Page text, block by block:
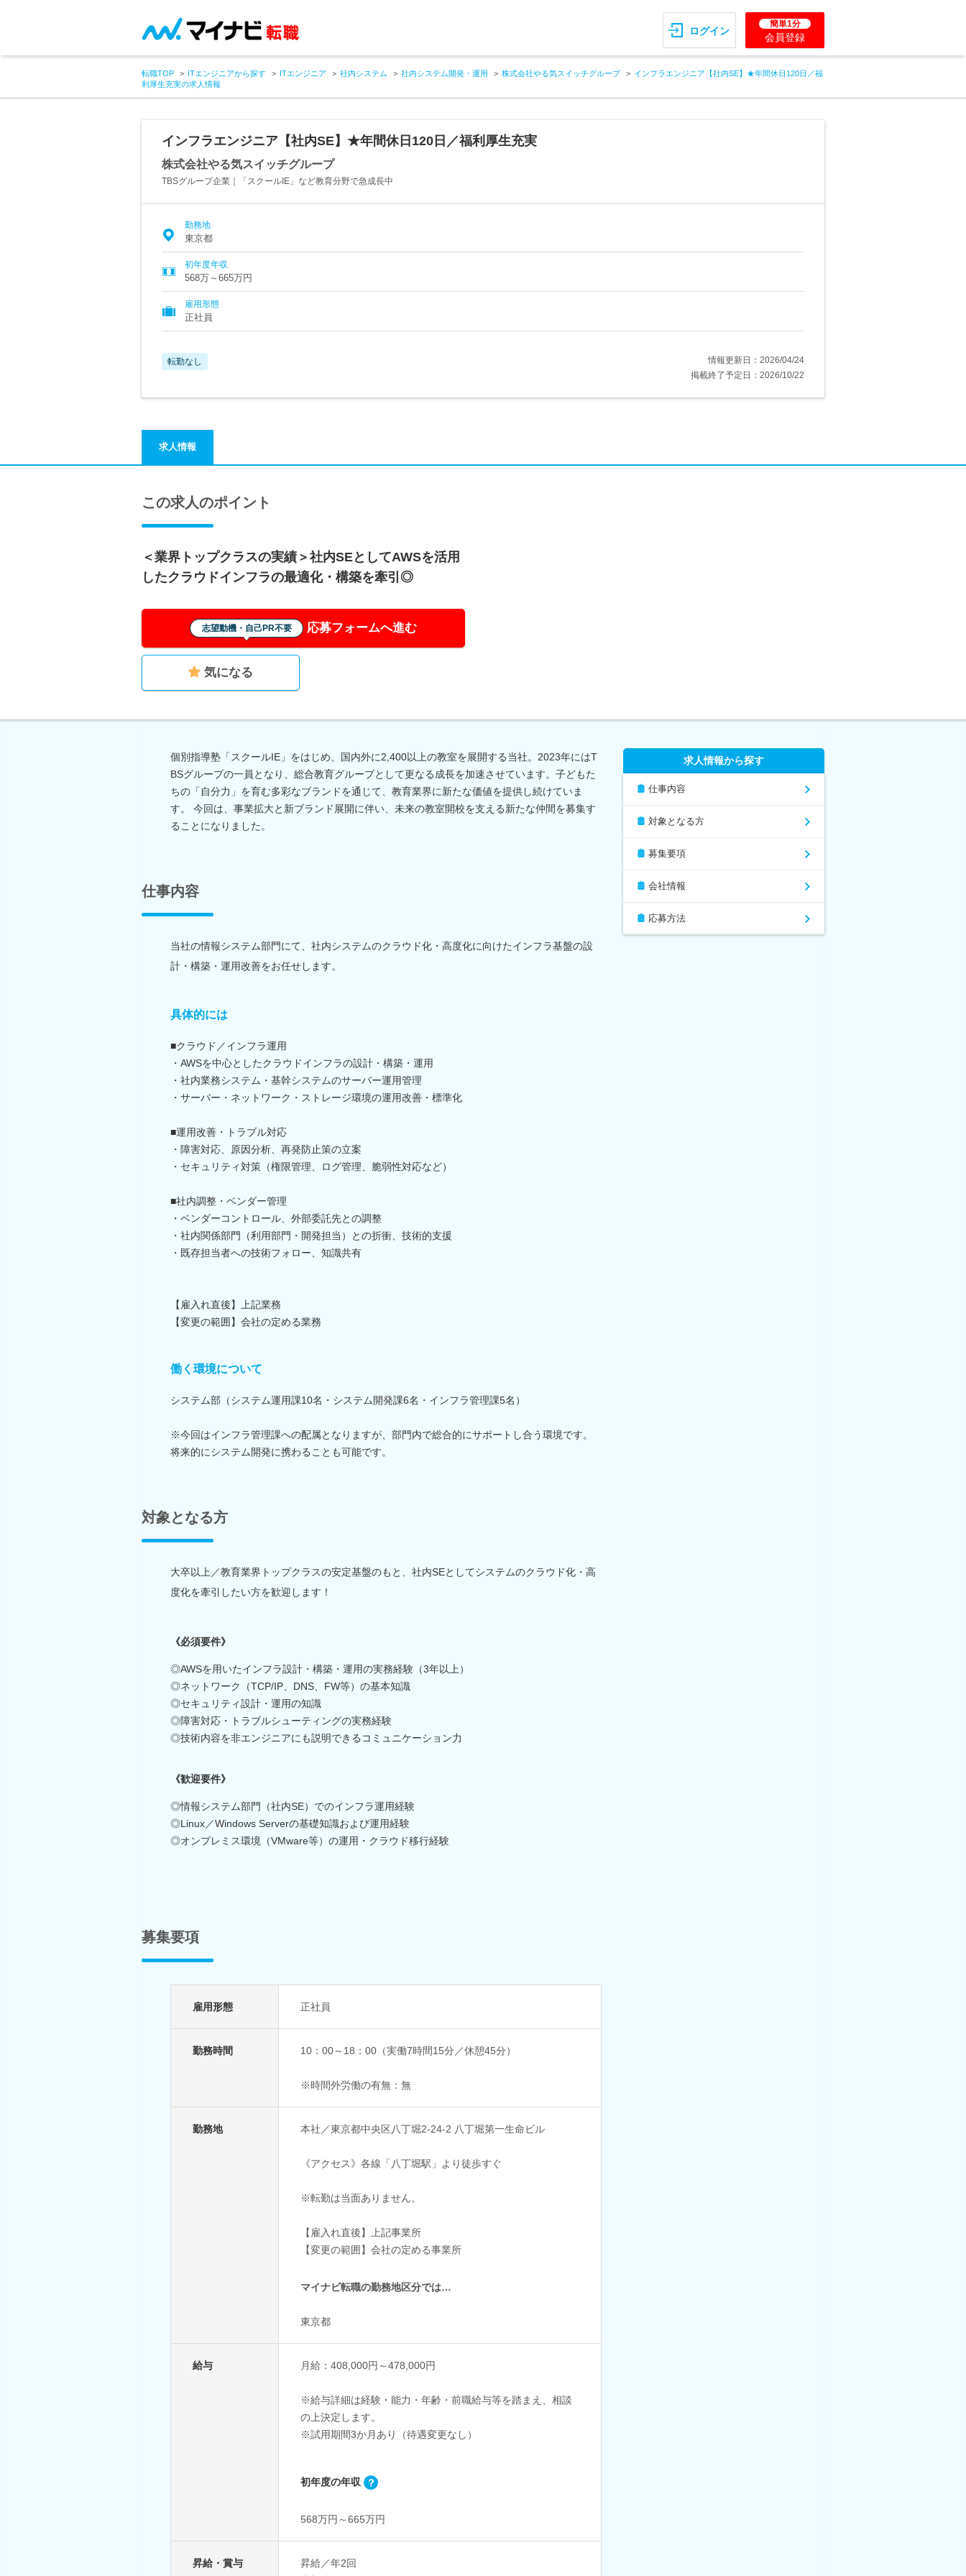
ログイン
簡単1分
会員登録
転職TOP ITエンジニアから探す ITエンジニア 社内システム 社内システム開発・運用 株式会社やる気スイッチグループ
インフラエンジニア【社内SE】★年間休日120日／福
利厚生充実の求人情報
インフラエンジニア【社内SE】★年間休日120日／福利厚生充実
株式会社やる気スイッチグループ
TBSグループ企業｜「スクールIE」など教育分野で急成長中
勤務地
東京都
初年度年収
568万～665万円
雇用形態
正社員
転勤なし
情報更新日：2026/04/24
掲載終了予定日：2026/10/22
求人情報
この求人のポイント
＜業界トップクラスの実績＞社内SEとしてAWSを活用
したクラウドインフラの最適化・構築を牽引◎
志望動機・自己PR不要 応募フォームへ進む
気になる
個別指導塾「スクールIE」をはじめ、国内外に2,400以上の教室を展開する当社。2023年にはT
BSグループの一員となり、総合教育グループとして更なる成長を加速させています。子どもた
ちの「自分力」を育む多彩なブランドを通じて、教育業界に新たな価値を提供し続けていま
す。 今回は、事業拡大と新ブランド展開に伴い、未来の教室開校を支える新たな仲間を募集す
ることになりました。
仕事内容
当社の情報システム部門にて、社内システムのクラウド化・高度化に向けたインフラ基盤の設
計・構築・運用改善をお任せします。
具体的には
■クラウド／インフラ運用
・AWSを中心としたクラウドインフラの設計・構築・運用
・社内業務システム・基幹システムのサーバー運用管理
・サーバー・ネットワーク・ストレージ環境の運用改善・標準化
■運用改善・トラブル対応
・障害対応、原因分析、再発防止策の立案
・セキュリティ対策（権限管理、ログ管理、脆弱性対応など）
■社内調整・ベンダー管理
・ベンダーコントロール、外部委託先との調整
・社内関係部門（利用部門・開発担当）との折衝、技術的支援
・既存担当者への技術フォロー、知識共有
【雇入れ直後】上記業務
【変更の範囲】会社の定める業務
働く環境について
システム部（システム運用課10名・システム開発課6名・インフラ管理課5名）
※今回はインフラ管理課への配属となりますが、部門内で総合的にサポートし合う環境です。
将来的にシステム開発に携わることも可能です。
対象となる方
大卒以上／教育業界トップクラスの安定基盤のもと、社内SEとしてシステムのクラウド化・高
度化を牽引したい方を歓迎します！
《必須要件》
◎AWSを用いたインフラ設計・構築・運用の実務経験（3年以上）
◎ネットワーク（TCP/IP、DNS、FW等）の基本知識
◎セキュリティ設計・運用の知識
◎障害対応・トラブルシューティングの実務経験
◎技術内容を非エンジニアにも説明できるコミュニケーション力
《歓迎要件》
◎情報システム部門（社内SE）でのインフラ運用経験
◎Linux／Windows Serverの基礎知識および運用経験
◎オンプレミス環境（VMware等）の運用・クラウド移行経験
募集要項
雇用形態 正社員
勤務時間 10：00～18：00（実働7時間15分／休憩45分）
※時間外労働の有無：無
勤務地 本社／東京都中央区八丁堀2-24-2 八丁堀第一生命ビル
《アクセス》各線「八丁堀駅」より徒歩すぐ
※転勤は当面ありません。
【雇入れ直後】上記事業所
【変更の範囲】会社の定める事業所
マイナビ転職の勤務地区分では…
東京都
給与 月給：408,000円～478,000円
※給与詳細は経験・能力・年齢・前職給与等を踏まえ、相談
の上決定します。
※試用期間3か月あり（待遇変更なし）
初年度の年収
568万円～665万円
昇給・賞与
昇給／年2回
求人情報から探す
仕事内容
対象となる方
募集要項
会社情報
応募方法